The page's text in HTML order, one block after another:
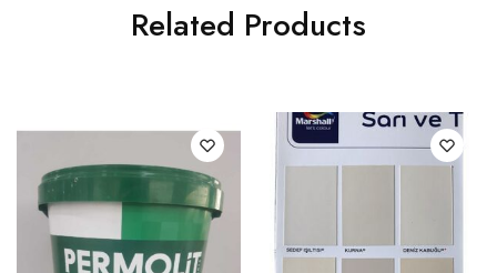
Related Products